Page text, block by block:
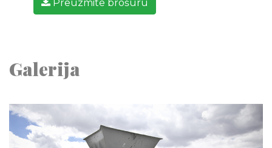
Preuzmite brošuru
Galerija